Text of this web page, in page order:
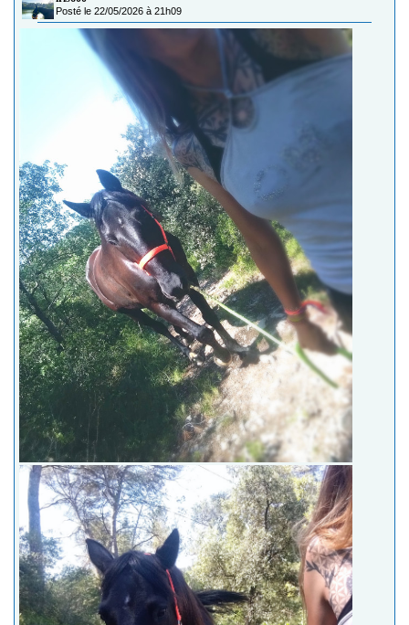
Posté le 22/05/2026 à 21h09